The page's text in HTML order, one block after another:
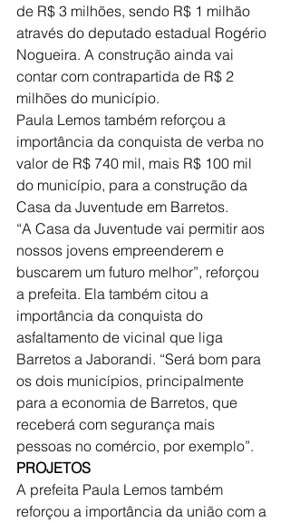
de R$ 3 milhões, sendo R$ 1 milhão
através do deputado estadual Rogério
Nogueira. A construção ainda vai
contar com contrapartida de R$ 2
milhões do município.
Paula Lemos também reforçou a
importância da conquista de verba no
valor de R$ 740 mil, mais R$ 100 mil
do município, para a construção da
Casa da Juventude em Barretos.
“A Casa da Juventude vai permitir aos
nossos jovens empreenderem e
buscarem um futuro melhor”, reforçou
a prefeita. Ela também citou a
importância da conquista do
asfaltamento de vicinal que liga
Barretos a Jaborandi. “Será bom para
os dois municípios, principalmente
para a economia de Barretos, que
receberá com segurança mais
pessoas no comércio, por exemplo”.
PROJETOS
A prefeita Paula Lemos também
reforçou a importância da união com a